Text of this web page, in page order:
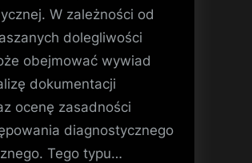
W zależności od
dolegliwości
obejmować wywiad
dokumentacji
ocenę zasadności
diagnostycznego
Tego typu…